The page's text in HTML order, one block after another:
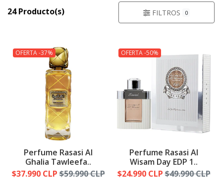
24 Producto(s) FILTROS 0
OFERTA -37%
Perfume Rasasi Al
Ghalia Tawleefa..
$37.990 CLP $59.990 CLP
OFERTA -50%
Perfume Rasasi Al
Wisam Day EDP 1..
$24.990 CLP $49.990 CLP